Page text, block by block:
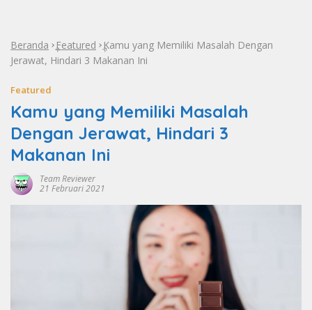
Beranda »Featured »Kamu yang Memiliki Masalah Dengan
Jerawat, Hindari 3 Makanan Ini
Featured
Kamu yang Memiliki Masalah
Dengan Jerawat, Hindari 3
Makanan Ini
Team Reviewer
21 Februari 2021